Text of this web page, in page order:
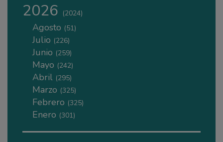
2026 (2024)
Agosto (51)
Julio (226)
Junio (259)
Mayo (242)
Abril (295)
Marzo (325)
Febrero (325)
Enero (301)